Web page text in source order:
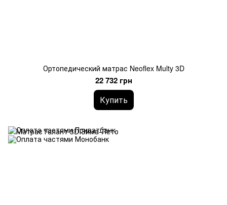
Ортопедический матрас Neoflex Multy 3D
22 732 грн
Купить